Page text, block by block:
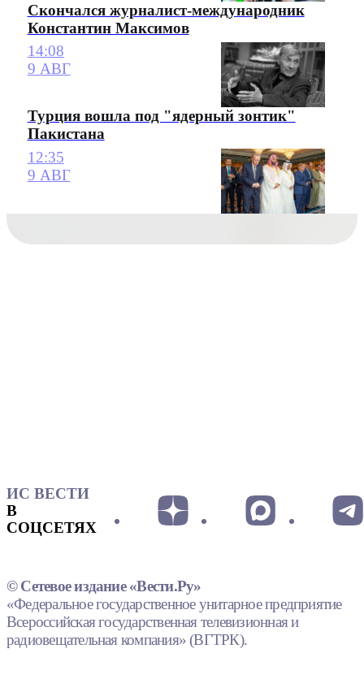
Скончался журналист-международник
Константин Максимов
14:08
9 АВГ
Турция вошла под "ядерный зонтик"
Пакистана
12:35
9 АВГ
ИС ВЕСТИ
В
СОЦСЕТЯХ
© Сетевое издание «Вести.Ру»
«Федеральное государственное унитарное предприятие
Всероссийская государственная телевизионная и
радиовещательная компания» (ВГТРК).